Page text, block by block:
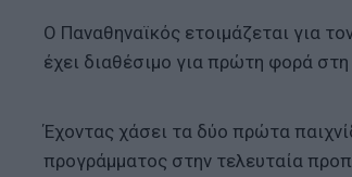
Ο Παναθηναϊκός ετοιμάζεται για
έχει διαθέσιμο για πρώτη φορά
Έχοντας χάσει τα δύο πρώτα
προγράμματος στην τελευταία